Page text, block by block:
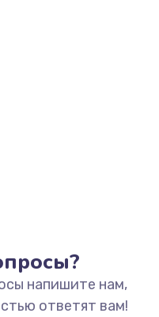
напишите нам,
ответят вам!